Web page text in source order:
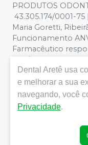
PRODUTOS
43.305.174/0001-
Maria Goretti,
Funcionamento
Farmacêutico
CRF/SP nº 52627 |
Fotos meramente
da loja virtual estão
divergência de
Carrinho de
isso nos
de grandes
Dental Aretê usa
e melhorar a sua
navegando, você
Privacidade.